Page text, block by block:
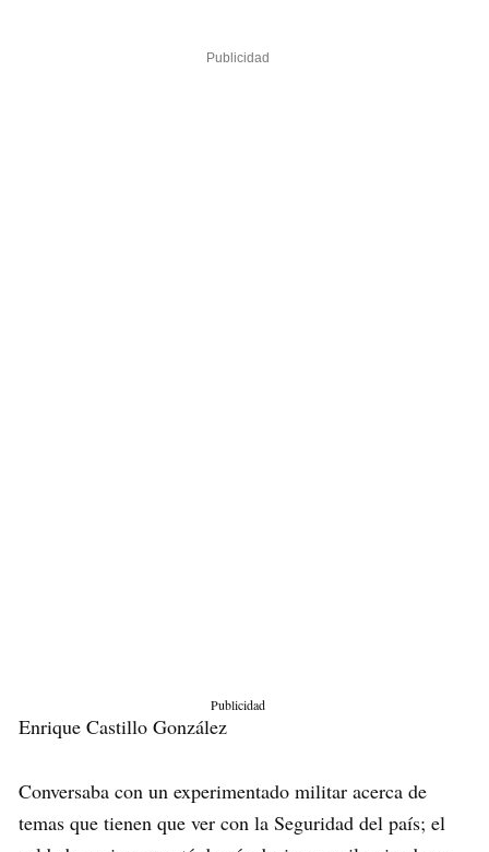
Publicidad
Publicidad
Enrique Castillo González
Conversaba con un experimentado militar acerca de
temas que tienen que ver con la Seguridad del país; el